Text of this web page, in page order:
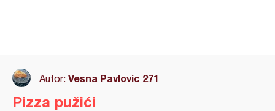
Autor: Vesna Pavlovic 271
Pizza pužići